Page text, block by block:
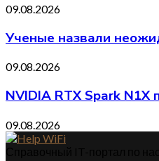
09.08.2026
Ученые назвали
09.08.2026
NVIDIA RTX Spark
09.08.2026